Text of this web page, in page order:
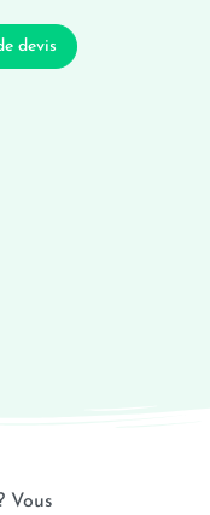
devis
Vous